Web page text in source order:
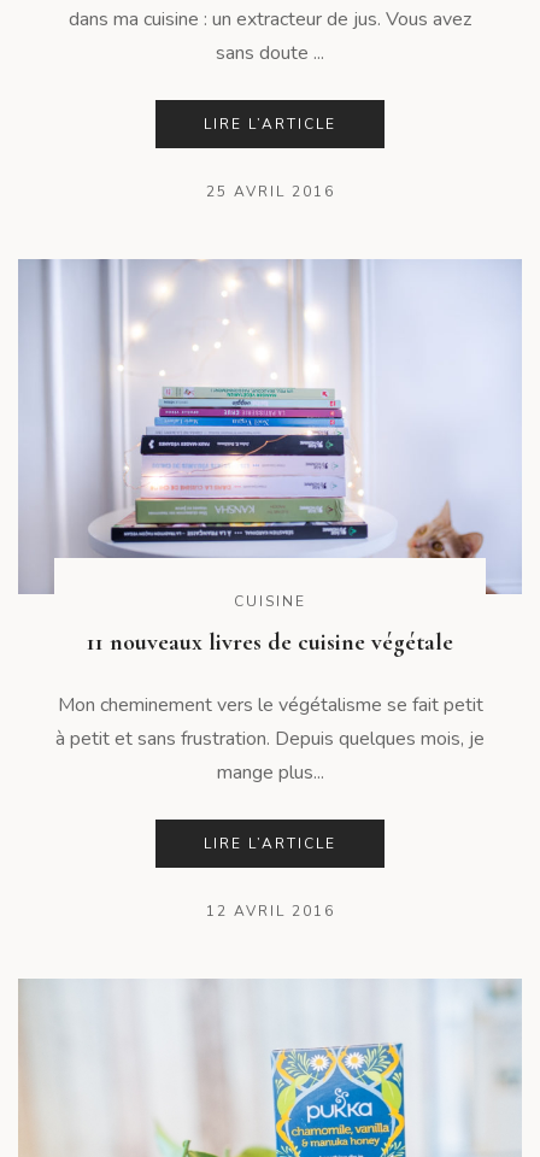
dans ma cuisine : un extracteur de jus. Vous avez
sans doute ...
LIRE L’ARTICLE
25 AVRIL 2016
CUISINE
11 nouveaux livres de cuisine végétale
Mon cheminement vers le végétalisme se fait petit
à petit et sans frustration. Depuis quelques mois, je
mange plus...
LIRE L’ARTICLE
12 AVRIL 2016